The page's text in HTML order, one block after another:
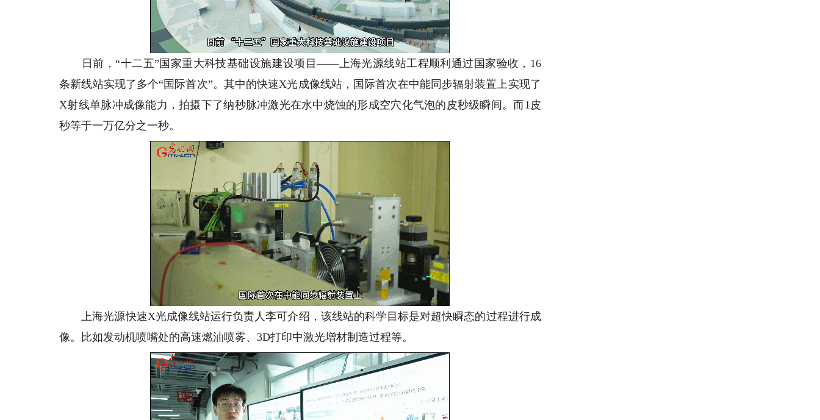
日前，“十二五”国家重大科技基础设施建设项目——上海光源线站工程顺利通过国家验收，16
条新线站实现了多个“国际首次”。其中的快速X光成像线站，国际首次在中能同步辐射装置上实现了
X射线单脉冲成像能力，拍摄下了纳秒脉冲激光在水中烧蚀的形成空穴化气泡的皮秒级瞬间。而1皮
秒等于一万亿分之一秒。
上海光源快速X光成像线站运行负责人李可介绍，该线站的科学目标是对超快瞬态的过程进行成
像。比如发动机喷嘴处的高速燃油喷雾、3D打印中激光增材制造过程等。